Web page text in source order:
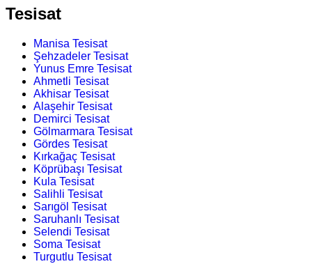
Tesisat
Manisa Tesisat
Şehzadeler Tesisat
Yunus Emre Tesisat
Ahmetli Tesisat
Akhisar Tesisat
Alaşehir Tesisat
Demirci Tesisat
Gölmarmara Tesisat
Gördes Tesisat
Kırkağaç Tesisat
Köprübaşı Tesisat
Kula Tesisat
Salihli Tesisat
Sarıgöl Tesisat
Saruhanlı Tesisat
Selendi Tesisat
Soma Tesisat
Turgutlu Tesisat